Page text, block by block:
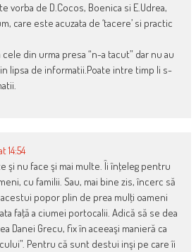
vorba de D.Cocos, Boenica si E.Udrea,
care este acuzata de ‘tacere’ si practic
din urma presa “n-a tacut” dar nu au
lipsa de informatii.Poate intre timp li s-
14:54
şi nu face şi mai multe. Îi înţeleg pentru
cu familii. Sau, mai bine zis, încerc să
popor plin de prea mulţi oameni
faţă a ciumei portocalii. Adică să se dea
Danei Grecu, fix în aceeaşi manieră ca
Pentru că sunt destui inşi pe care îi